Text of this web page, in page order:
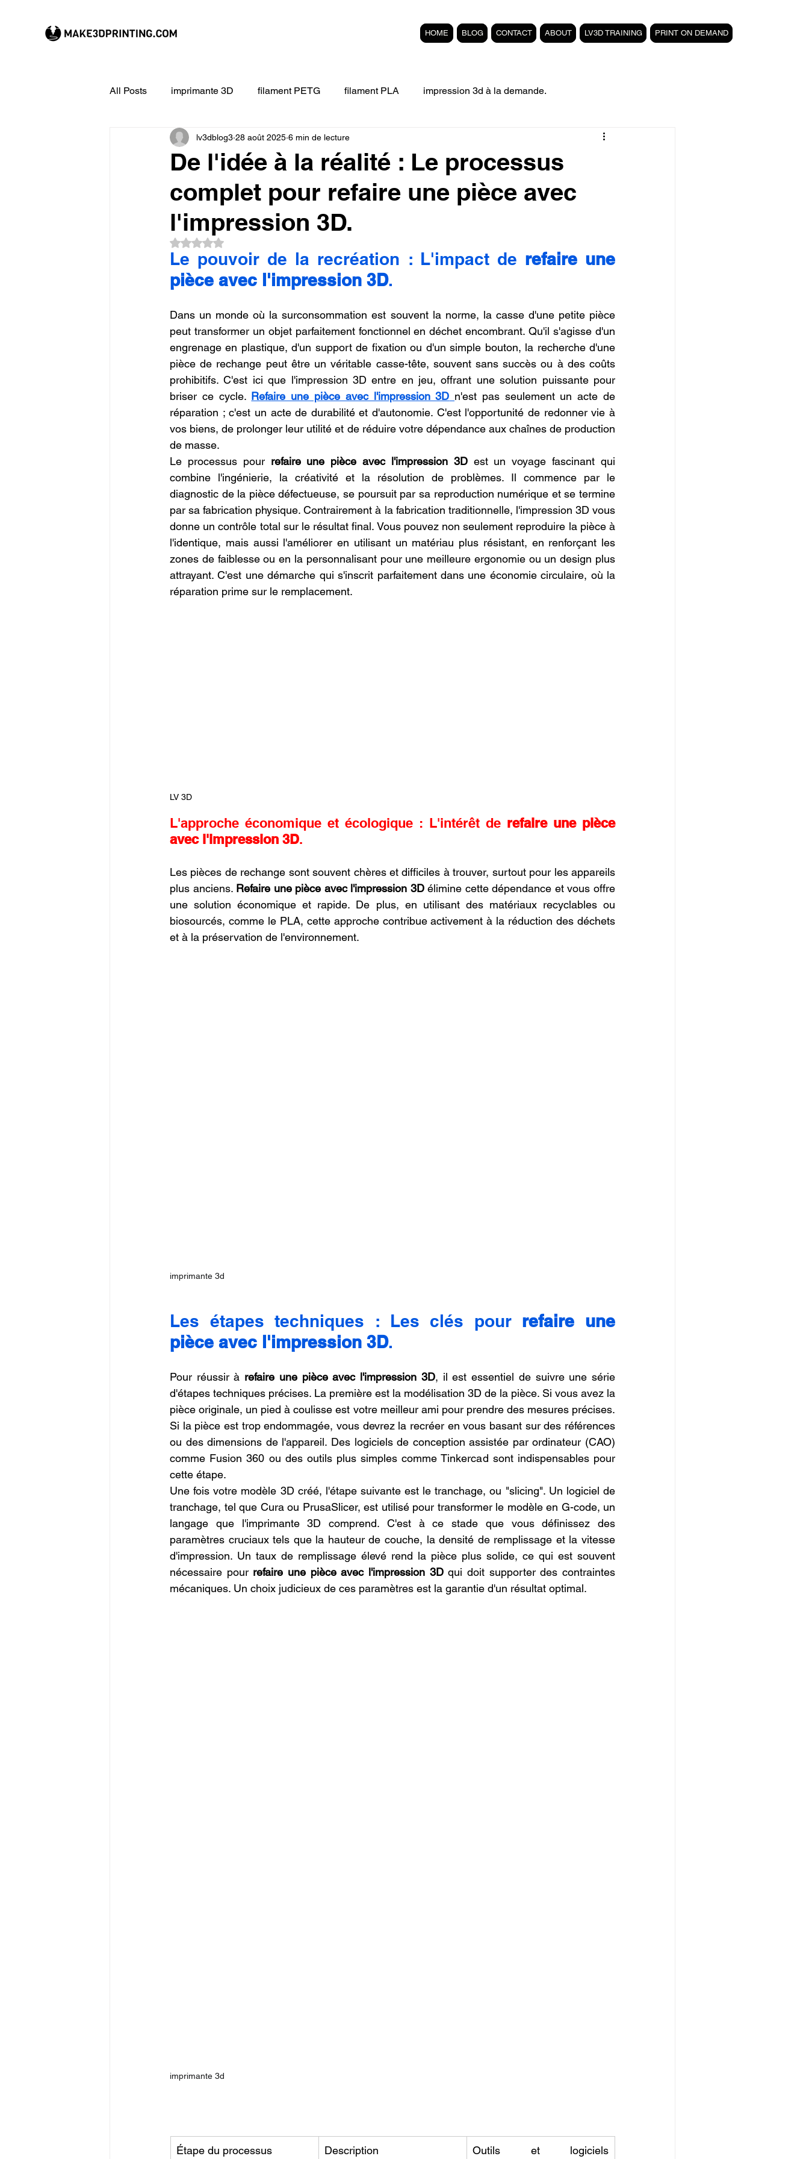
HOME BLOG CONTACT ABOUT LV3D TRAINING PRINT ON DEMAND
All Posts imprimante 3D filament PETG filament PLA impression 3d à la demande.
CREALITY imprimante 3D Filament 3D FLEXIBLE filament PETG carbone
Filament 3D Formation à l'impression 3D. Formation éligible au CPF Impressio Formation 3D CPF
impression 3D en ligne
Commerce en Franchise concession LV3D Franchise LV3D
CREALITY SPARKX i7 Color Combo Bambu Lab X2D SNAPMAKER U1
De l'idée à la réalité : Le processus
complet pour refaire une pièce avec
l'impression 3D.
lv3dblog3 28 août 2025 6 min de lecture
Noté NaN étoiles sur 5.
Le pouvoir de la recréation : L'impact de refaire une
pièce avec l'impression 3D.
Dans un monde où la surconsommation est souvent la norme, la casse d'une petite pièce
peut transformer un objet parfaitement fonctionnel en déchet encombrant. Qu'il s'agisse d'un
engrenage en plastique, d'un support de fixation ou d'un simple bouton, la recherche d'une
pièce de rechange peut être un véritable casse-tête, souvent sans succès ou à des coûts
prohibitifs. C'est ici que l'impression 3D entre en jeu, offrant une solution puissante pour
briser ce cycle. Refaire une pièce avec l'impression 3D n'est pas seulement un acte de
réparation ; c'est un acte de durabilité et d'autonomie. C'est l'opportunité de redonner vie à
vos biens, de prolonger leur utilité et de réduire votre dépendance aux chaînes de production
de masse.
Le processus pour refaire une pièce avec l'impression 3D est un voyage fascinant qui
combine l'ingénierie, la créativité et la résolution de problèmes. Il commence par le
diagnostic de la pièce défectueuse, se poursuit par sa reproduction numérique et se termine
par sa fabrication physique. Contrairement à la fabrication traditionnelle, l'impression 3D vous
donne un contrôle total sur le résultat final. Vous pouvez non seulement reproduire la pièce à
l'identique, mais aussi l'améliorer en utilisant un matériau plus résistant, en renforçant les
zones de faiblesse ou en la personnalisant pour une meilleure ergonomie ou un design plus
attrayant. C'est une démarche qui s'inscrit parfaitement dans une économie circulaire, où la
réparation prime sur le remplacement.
LV 3D
L'approche économique et écologique : L'intérêt de refaire une pièce
avec l'impression 3D.
Les pièces de rechange sont souvent chères et difficiles à trouver, surtout pour les appareils
plus anciens. Refaire une pièce avec l'impression 3D élimine cette dépendance et vous offre
une solution économique et rapide. De plus, en utilisant des matériaux recyclables ou
biosourcés, comme le PLA, cette approche contribue activement à la réduction des déchets
et à la préservation de l'environnement.
imprimante 3d
Les étapes techniques : Les clés pour refaire une
pièce avec l'impression 3D.
Pour réussir à refaire une pièce avec l'impression 3D, il est essentiel de suivre une série
d'étapes techniques précises. La première est la modélisation 3D de la pièce. Si vous avez la
pièce originale, un pied à coulisse est votre meilleur ami pour prendre des mesures précises.
Si la pièce est trop endommagée, vous devrez la recréer en vous basant sur des références
ou des dimensions de l'appareil. Des logiciels de conception assistée par ordinateur (CAO)
comme Fusion 360 ou des outils plus simples comme Tinkercad sont indispensables pour
cette étape.
Une fois votre modèle 3D créé, l'étape suivante est le tranchage, ou "slicing". Un logiciel de
tranchage, tel que Cura ou PrusaSlicer, est utilisé pour transformer le modèle en G-code, un
langage que l'imprimante 3D comprend. C'est à ce stade que vous définissez des
paramètres cruciaux tels que la hauteur de couche, la densité de remplissage et la vitesse
d'impression. Un taux de remplissage élevé rend la pièce plus solide, ce qui est souvent
nécessaire pour refaire une pièce avec l'impression 3D qui doit supporter des contraintes
mécaniques. Un choix judicieux de ces paramètres est la garantie d'un résultat optimal.
imprimante 3d
Étape du processus Description Outils et logiciels